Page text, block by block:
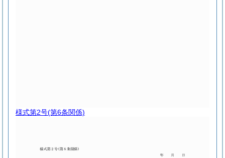
様式第2号(第6条関係)